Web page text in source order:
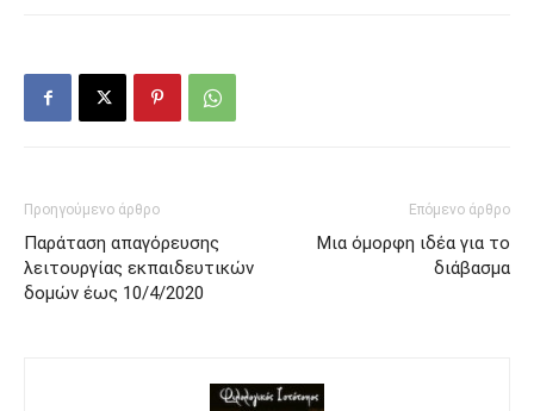
Προηγούμενο άρθρο
Παράταση απαγόρευσης
λειτουργίας εκπαιδευτικών
δομών έως 10/4/2020
Επόμενο άρθρο
Μια όμορφη ιδέα για το
διάβασμα